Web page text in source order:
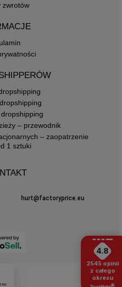
zwrotów
– przewodnik
– zaopatrzenie
1 sztuki
hurt@factoryprice.eu
4.8
2545 opinii
z całego
okresu